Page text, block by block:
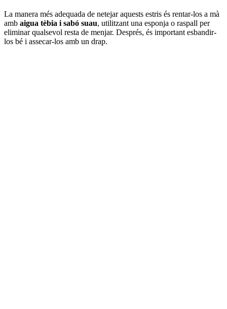
La manera més adequada de netejar aquests estris és rentar-los a mà
amb aigua tèbia i sabó suau, utilitzant una esponja o raspall per
eliminar qualsevol resta de menjar. Després, és important esbandir-
los bé i assecar-los amb un drap.